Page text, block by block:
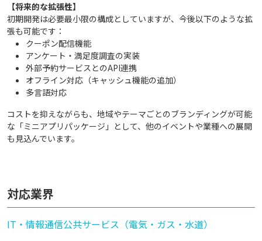
【将来的な拡張性】
初期開発は必要最小限の構成としていますが、今後以下のような拡
張も可能です：
クーポン配信機能
アンケート・満足度調査の実装
外部予約サービスとのAPI連携
オフライン対応（キャッシュ機能の追加）
多言語対応
コストを抑えながらも、地域やテーマごとのブランディングが可能
な「ミニアプリパッケージ」として、他のイベントや業種への展開
も見込んでいます。
対応業界
IT・情報通信公共サービス（電気・ガス・水道）